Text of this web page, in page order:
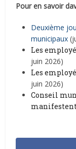
Pour en savoir
Deuxième
municipaux
Les
juin 2026)
Les
juin 2026)
Conseil
manifestent